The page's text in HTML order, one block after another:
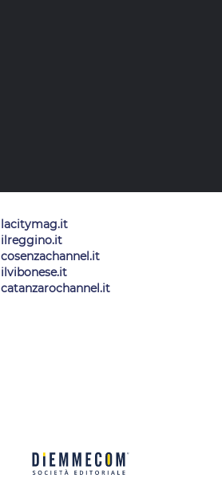
lacitymag.it
ilreggino.it
cosenzachannel.it
ilvibonese.it
catanzarochannel.it